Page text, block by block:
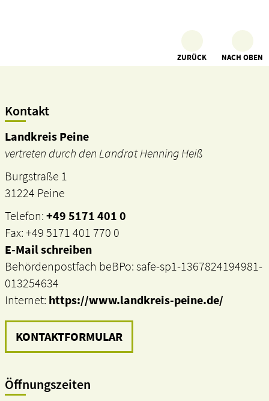
ZURÜCK NACH OBEN
Kontakt
Landkreis Peine
vertreten durch den Landrat Henning Heiß
Burgstraße 1
31224 Peine
Telefon:+49 5171 401 0
Fax: +49 5171 401 770 0
E-Mail schreiben
Behördenpostfach beBPo: safe-sp1-1367824194981-
013254634
Internet: https://www.landkreis-peine.de/
KONTAKTFORMULAR
Öffnungszeiten